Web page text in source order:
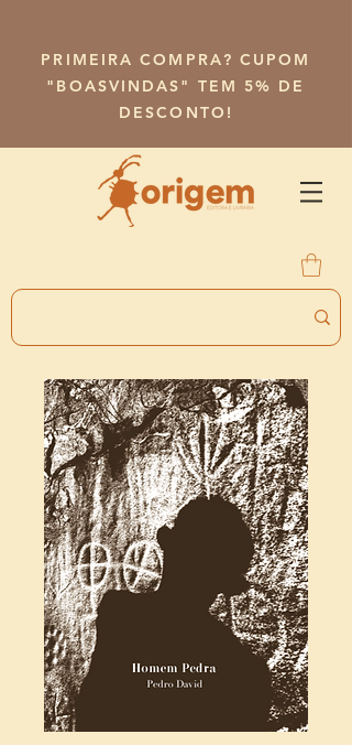
PRIMEIRA COMPRA? CUPOM
"BOASVINDAS" TEM 5% DE
DESCONTO!